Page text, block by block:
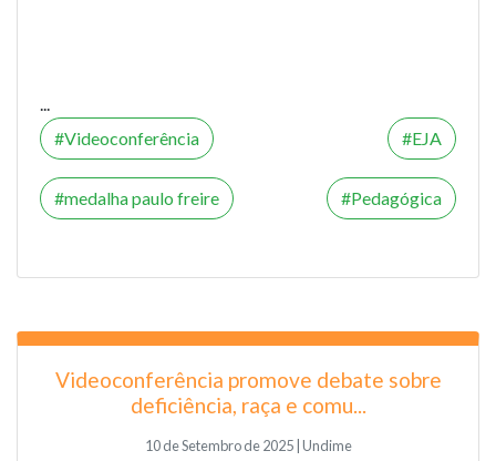
Videoconferência
EJA
medalha paulo freire Pedagógica
Videoconferência promove debate sobre
deficiência, raça e comu...
10 de Setembro de 2025 | Undime